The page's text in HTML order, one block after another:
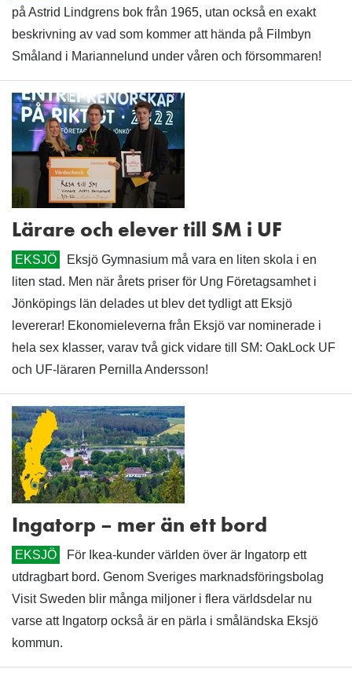
på Astrid Lindgrens bok från 1965, utan också en exakt
beskrivning av vad som kommer att hända på Filmbyn
Småland i Mariannelund under våren och försommaren!
Lärare och elever till SM i UF
EKSJÖ
Eksjö Gymnasium må vara en liten skola i en
liten stad. Men när årets priser för Ung Företagsamhet i
Jönköpings län delades ut blev det tydligt att Eksjö
levererar! Ekonomieleverna från Eksjö var nominerade i
hela sex klasser, varav två gick vidare till SM: OakLock UF
och UF-läraren Pernilla Andersson!
Ingatorp – mer än ett bord
EKSJÖ
För Ikea-kunder världen över är Ingatorp ett
utdragbart bord. Genom Sveriges marknadsföringsbolag
Visit Sweden blir många miljoner i flera världsdelar nu
varse att Ingatorp också är en pärla i småländska Eksjö
kommun.